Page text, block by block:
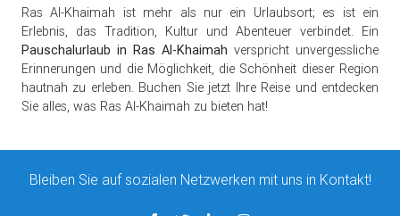
Ras Al-Khaimah ist mehr als nur ein Urlaubsort; es ist ein
Erlebnis, das Tradition, Kultur und Abenteuer verbindet. Ein
Pauschalurlaub in Ras Al-Khaimah verspricht unvergessliche
Erinnerungen und die Möglichkeit, die Schönheit dieser Region
hautnah zu erleben. Buchen Sie jetzt Ihre Reise und entdecken
Sie alles, was Ras Al-Khaimah zu bieten hat!
Bleiben Sie auf sozialen Netzwerken mit uns in Kontakt!